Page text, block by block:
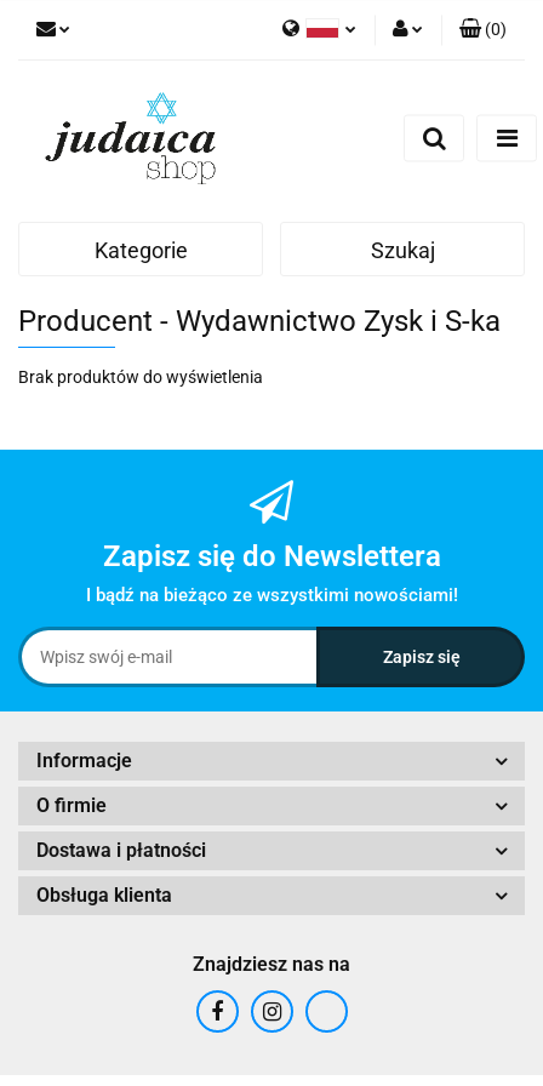
(0)
Kategorie Szukaj
Producent - Wydawnictwo Zysk i S-ka
Brak produktów do wyświetlenia
Zapisz się do Newslettera
I bądź na bieżąco ze wszystkimi nowościami!
Informacje
O firmie
Dostawa i płatności
Obsługa klienta
Znajdziesz nas na